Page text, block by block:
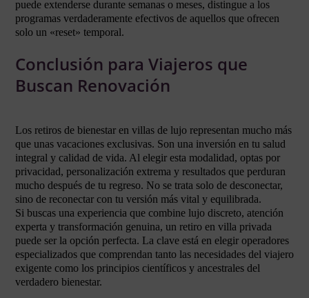
puede extenderse durante semanas o meses, distingue a los
programas verdaderamente efectivos de aquellos que ofrecen
solo un «reset» temporal.
Conclusión para Viajeros que
Buscan Renovación
Los retiros de bienestar en villas de lujo representan mucho más
que unas vacaciones exclusivas. Son una inversión en tu salud
integral y calidad de vida. Al elegir esta modalidad, optas por
privacidad, personalización extrema y resultados que perduran
mucho después de tu regreso. No se trata solo de desconectar,
sino de reconectar con tu versión más vital y equilibrada.
Si buscas una experiencia que combine lujo discreto, atención
experta y transformación genuina, un retiro en villa privada
puede ser la opción perfecta. La clave está en elegir operadores
especializados que comprendan tanto las necesidades del viajero
exigente como los principios científicos y ancestrales del
verdadero bienestar.